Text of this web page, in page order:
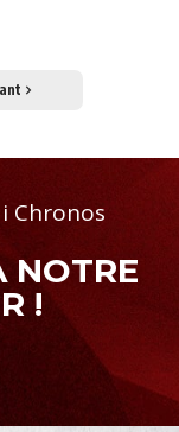
Chronos
NOTRE
!